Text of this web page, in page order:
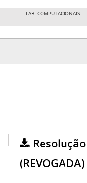
LAB. COMPUTACIONAIS